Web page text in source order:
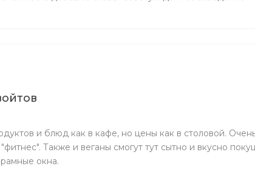
и блюд как в кафе, но цены как в столовой.
Также и веганы смогут тут сытно и вкусно
окна.